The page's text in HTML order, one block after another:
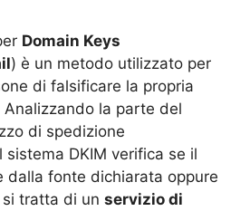
Domain Keys
) è un metodo utilizzato per
di falsificare la propria
la parte del
di spedizione
sistema DKIM verifica se il
dalla fonte dichiarata oppure
tratta di un servizio di